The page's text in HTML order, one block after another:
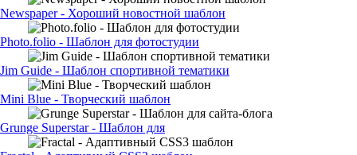
Newspaper - Хороший новостной шаблон
Photo.folio - Шаблон для фотостудии
Jim Guide - Шаблон спортивной тематики
Mini Blue - Творческий шаблон
Grunge Superstar - Шаблон для